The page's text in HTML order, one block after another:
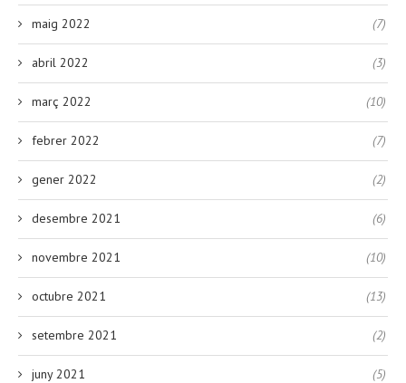
maig 2022 (7)
abril 2022 (3)
març 2022 (10)
febrer 2022 (7)
gener 2022 (2)
desembre 2021 (6)
novembre 2021 (10)
octubre 2021 (13)
setembre 2021 (2)
juny 2021 (5)